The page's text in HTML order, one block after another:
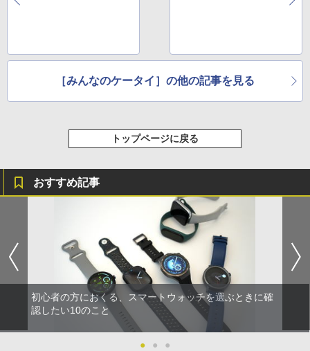
［みんなのケータイ］の他の記事を見る
トップページに戻る
おすすめ記事
初心者の方におくる、スマートウォッチを選ぶときに確
認したい10のこと
● ● ●